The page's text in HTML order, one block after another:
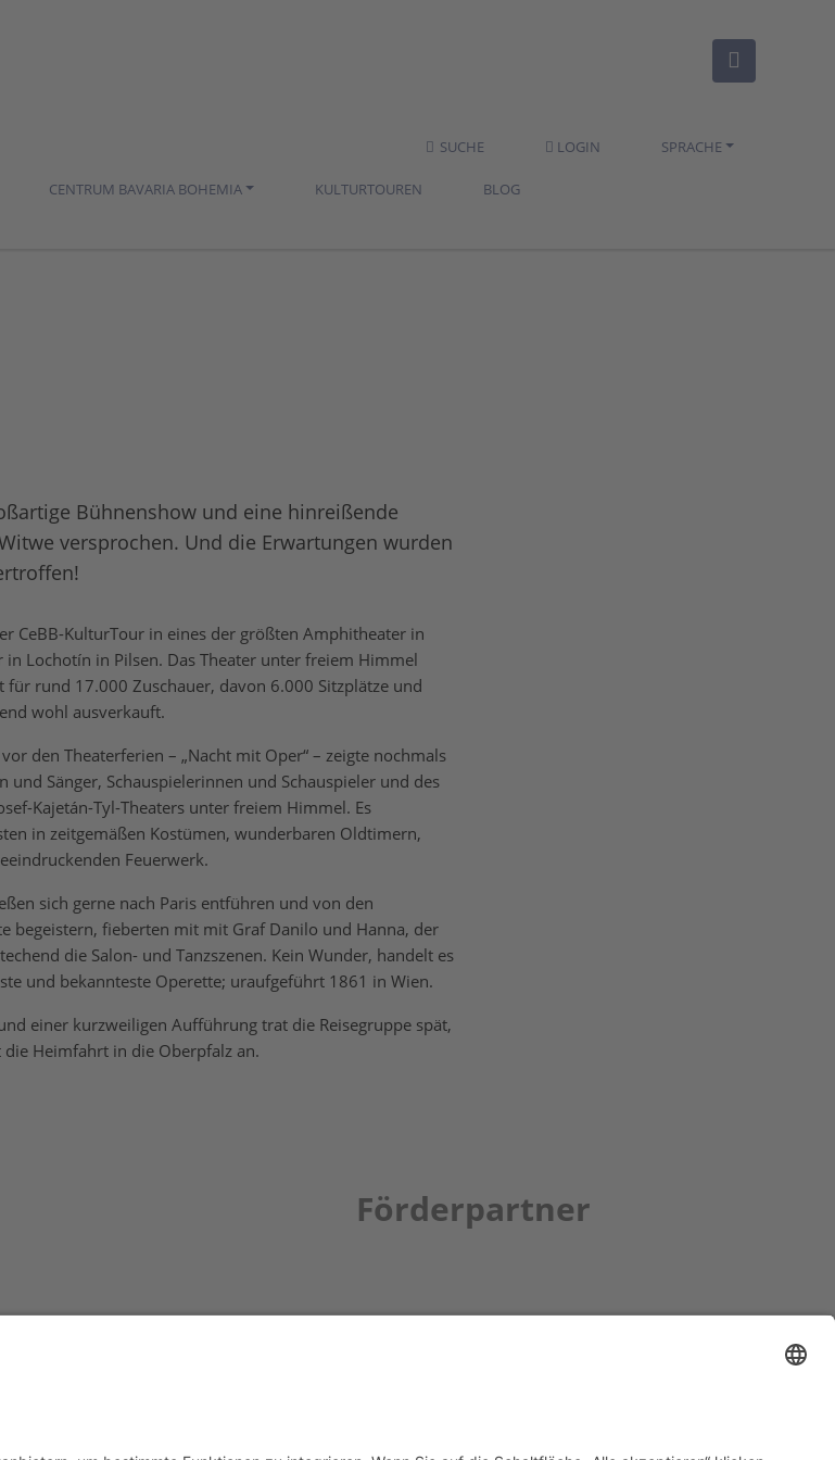
SUCHE LOGIN SPRACHE
CENTRUM BAVARIA BOHEMIA KULTURTOUREN BLOG
Bühnenshow und eine hinreißende
versprochen. Und die Erwartungen wurden
CeBB-KulturTour in eines der größten Amphitheater in
Lochotín in Pilsen. Das Theater unter freiem Himmel
für rund 17.000 Zuschauer, davon 6.000 Sitzplätze und
wohl ausverkauft.
den Theaterferien – „Nacht mit Oper“ – zeigte nochmals
und Sänger, Schauspielerinnen und Schauspieler und des
Kajetán-Tyl-Theaters unter freiem Himmel. Es
in zeitgemäßen Kostümen, wunderbaren Oldtimern,
Feuerwerk.
sich gerne nach Paris entführen und von den
begeistern, fieberten mit mit Graf Danilo und Hanna, der
die Salon- und Tanzszenen. Kein Wunder, handelt es
und bekannteste Operette; uraufgeführt 1861 in Wien.
einer kurzweiligen Aufführung trat die Reisegruppe spät,
Heimfahrt in die Oberpfalz an.
Förderpartner